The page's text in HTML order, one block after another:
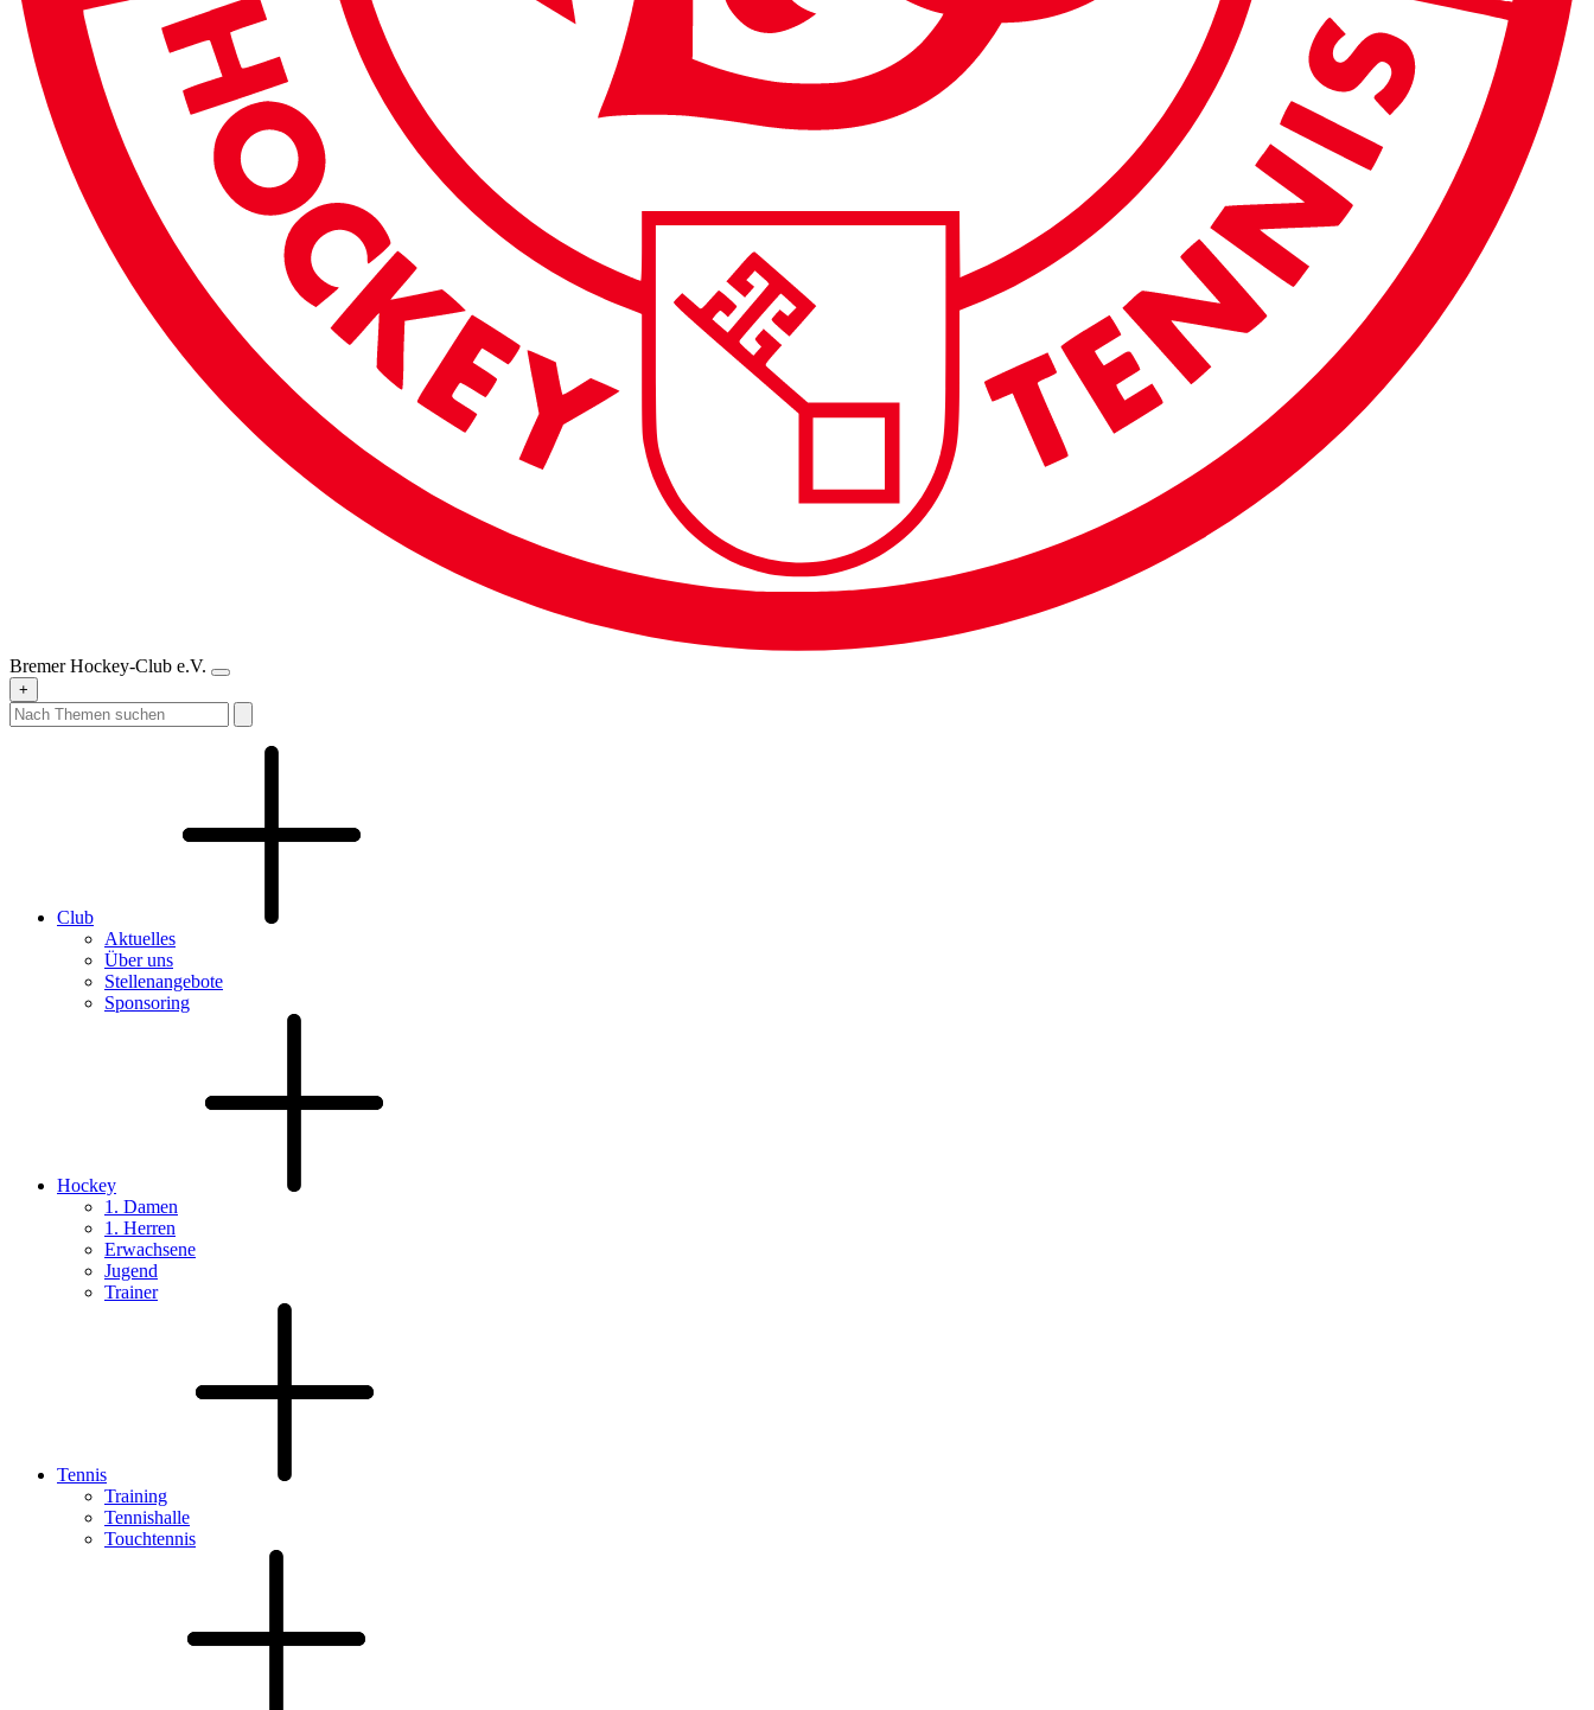
Bremer Hockey-Club e.V.
+
Club
Aktuelles
Über uns
Stellenangebote
Sponsoring
Hockey
1. Damen
1. Herren
Erwachsene
Jugend
Trainer
Tennis
Training
Tennishalle
Touchtennis